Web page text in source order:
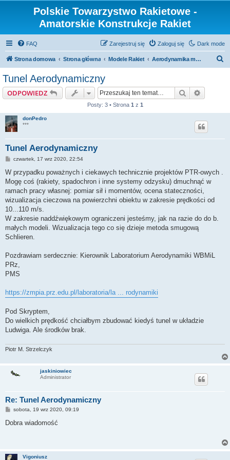
Polskie Towarzystwo Rakietowe -
Amatorskie Konstrukcje Rakiet
Dark mode
FAQ Zaloguj się
Zarejestruj się
Strona domowa Strona główna Modele Rakiet Aerodynamika modelu rakiety
Tunel Aerodynamiczny
ODPOWIEDZ Szukaj
Posty: 3 • Strona 1 z 1
donPedro
***
Tunel Aerodynamiczny
P
s
czwartek, 17 wrz 2020, 22:54
W przypadku poważnych i ciekawych technicznie projektów PTR-owych .
Mogę coś (rakiety, spadochron i inne systemy odzysku) dmuchnąć w
ramach pracy własnej: pomiar sił i momentów, ocena stateczności,
wizualizacja cieczowa na powierzchni obiektu w zakresie prędkości od
10...110 m/s.
W zakresie naddźwiękowym ograniczeni jesteśmy, jak na razie do do b.
małych modeli. Wizualizacja tego co się dzieje metoda smugową
Schlieren.
Pozdrawiam serdecznie: Kierownik Laboratorium Aerodynamiki WBMiL
PRz,
PMS
https://zmpia.prz.edu.pl/laboratoria/la ... rodynamiki
Pod Skryptem,
Do wielkich prędkość chciałbym zbudować kiedyś tunel w układzie
Ludwiga. Ale środków brak.
Piotr M. Strzelczyk
jaskiniowiec
Administrator
Re: Tunel Aerodynamiczny
P
s
sobota, 19 wrz 2020, 09:19
Dobra wiadomość
Vigoniusz